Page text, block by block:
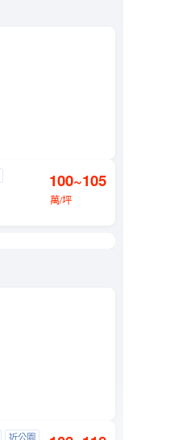
100~105
萬/坪
近公園